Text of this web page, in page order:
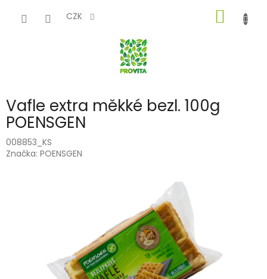
CZK
KOŠÍK
Vafle extra měkké bezl. 100g
POENSGEN
008853_KS
Značka: POENSGEN